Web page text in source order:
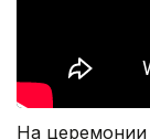
На церемонии